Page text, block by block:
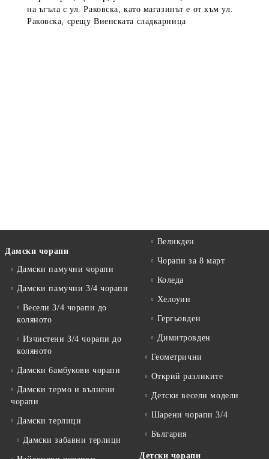
на ъгъла с ул. Раковска, като магазинът е от към ул.
Раковска, срещу Виенската сладкарница
Дамски чорапи
Дамски памучни чорапи
Дамски памучни 3/4 чорапи
Весели 3/4 чорапи до
коляното
Изчистени 3/4 чорапи до
коляното
Дамски бамбукови чорапи
Дамски термо и вълнени
чорапи
Дамски терлици
Дамски забавни терлици
Великден
Чорапи за 8 март
Коледа
Хелоуин
Гергьовден
Димитровден
Геометрични
Открий разликите
Детски весели модели
Шарени чорапи 3/4
България
Детски чорапи